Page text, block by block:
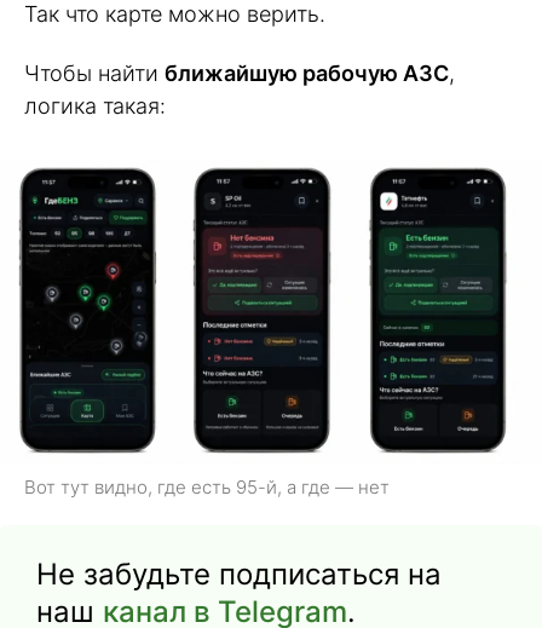
Так что карте можно верить.
Чтобы найти ближайшую рабочую АЗС,
логика такая:
Вот тут видно, где есть 95-й, а где — нет
Не забудьте подписаться на
наш канал в Telegram.